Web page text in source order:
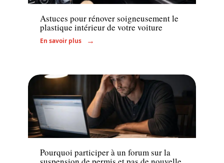
Astuces pour rénover soigneusement le
plastique intérieur de votre voiture
En savoir plus
Administratif
Pourquoi participer à un forum sur la